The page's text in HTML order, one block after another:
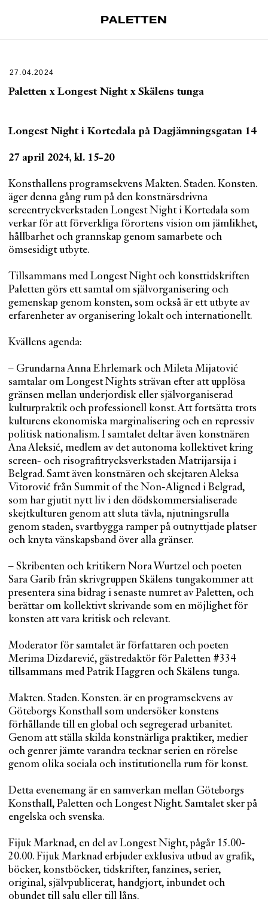
PALETTEN
Projekt
Prenumerationer
Köp enkelnummer
Kontakt
Sök
27.04.2024
Paletten x Longest Night x Skälens tunga
Longest Night i Kortedala på Dagjämningsgatan 14
27 april 2024, kl. 15-20
Konsthallens programsekvens Makten. Staden. Konsten.
äger denna gång rum på den konstnärsdrivna
screentryckverkstaden Longest Night i Kortedala som
verkar för att förverkliga förortens vision om jämlikhet,
hållbarhet och grannskap genom samarbete och
ömsesidigt utbyte.
Tillsammans med Longest Night och konsttidskriften
Paletten görs ett samtal om självorganisering och
gemenskap genom konsten, som också är ett utbyte av
erfarenheter av organisering lokalt och internationellt.
Kvällens agenda:
– Grundarna Anna Ehrlemark och Mileta Mijatović
samtalar om Longest Nights strävan efter att upplösa
gränsen mellan underjordisk eller självorganiserad
kulturpraktik och professionell konst. Att fortsätta trots
kulturens ekonomiska marginalisering och en repressiv
politisk nationalism. I samtalet deltar även konstnären
Ana Aleksić, medlem av det autonoma kollektivet kring
screen- och risografitrycksverkstaden Matrijarsija i
Belgrad. Samt även konstnären och skejtaren Aleksa
Vitorović från Summit of the Non-Aligned i Belgrad,
som har gjutit nytt liv i den dödskommersialiserade
skejtkulturen genom att sluta tävla, njutningsrulla
genom staden, svartbygga ramper på outnyttjade platser
och knyta vänskapsband över alla gränser.
– Skribenten och kritikern Nora Wurtzel och poeten
Sara Garib från skrivgruppen Skälens tungakommer att
presentera sina bidrag i senaste numret av Paletten, och
berättar om kollektivt skrivande som en möjlighet för
konsten att vara kritisk och relevant.
Moderator för samtalet är författaren och poeten
Merima Dizdarević, gästredaktör för Paletten #334
tillsammans med Patrik Haggren och Skälens tunga.
Makten. Staden. Konsten. är en programsekvens av
Göteborgs Konsthall som undersöker konstens
förhållande till en global och segregerad urbanitet.
Genom att ställa skilda konstnärliga praktiker, medier
och genrer jämte varandra tecknar serien en rörelse
genom olika sociala och institutionella rum för konst.
Detta evenemang är en samverkan mellan Göteborgs
Konsthall, Paletten och Longest Night. Samtalet sker på
engelska och svenska.
Fijuk Marknad, en del av Longest Night, pågår 15.00-
20.00. Fijuk Marknad erbjuder exklusiva utbud av grafik,
böcker, konstböcker, tidskrifter, fanzines, serier,
original, självpublicerat, handgjort, inbundet och
obundet till salu eller till låns.